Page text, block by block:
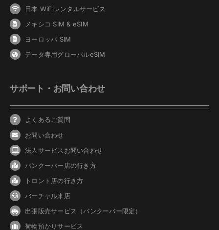
日本 WiFiレンタルサービス
メキシコ SIM & eSIM
ヨーロッパ SIM
データ専用グローバルeSIM
サポート・お問い合わせ
よくあるご質問
お問い合わせ
法人サービスお問い合わせ
バンクーバー 店の行き方
トロント店の行き方
バーチャル来店
出張販売サービス（バンクーバー限定）
荷物預かりサービス